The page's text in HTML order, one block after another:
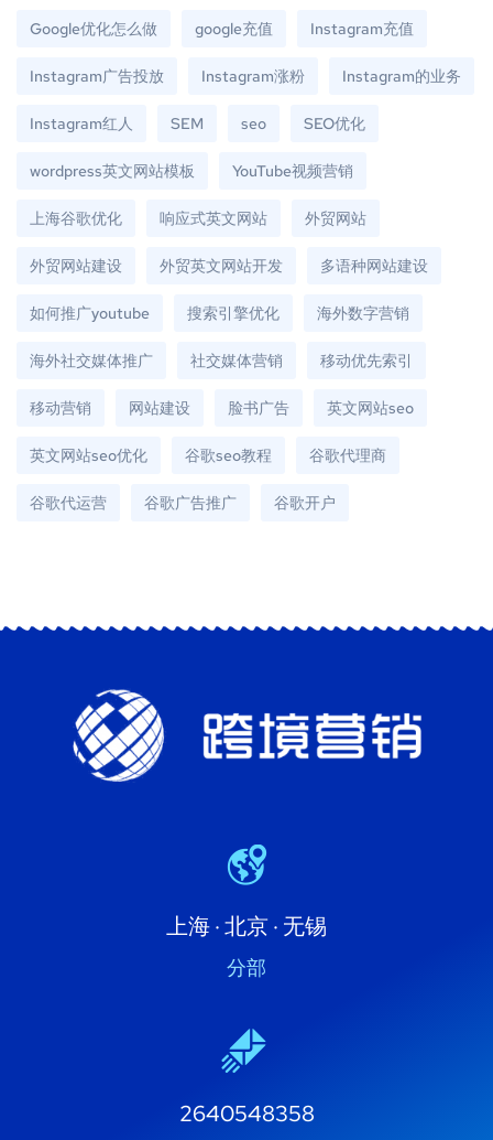
Google优化怎么做 google充值 Instagram充值
Instagram广告投放 Instagram涨粉 Instagram的业务
Instagram红人 SEM seo SEO优化
wordpress英文网站模板 YouTube视频营销
上海谷歌优化 响应式英文网站 外贸网站
外贸网站建设 外贸英文网站开发 多语种网站建设
如何推广youtube 搜索引擎优化 海外数字营销
海外社交媒体推广 社交媒体营销 移动优先索引
移动营销 网站建设 脸书广告 英文网站seo
英文网站seo优化 谷歌seo教程 谷歌代理商
谷歌代运营 谷歌广告推广 谷歌开户
上海 · 北京 · 无锡
分部
2640548358